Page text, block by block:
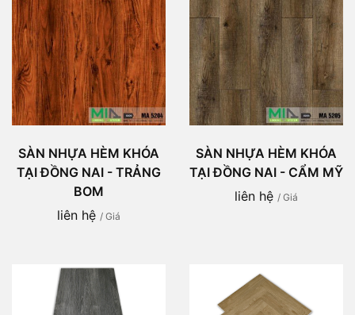
SÀN NHỰA HÈM KHÓA
TẠI ĐỒNG NAI - TRẢNG
BOM
liên hệ / Giá
SÀN NHỰA HÈM KHÓA
TẠI ĐỒNG NAI - CẨM MỸ
liên hệ / Giá